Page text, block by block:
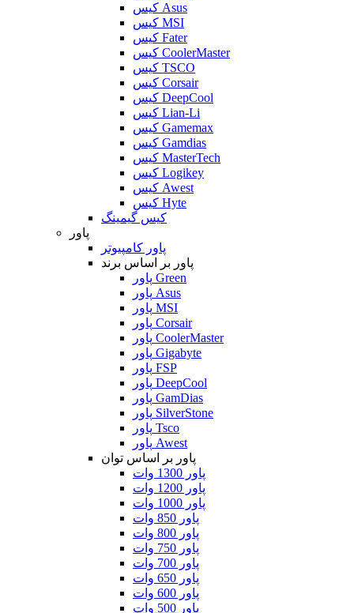
کیس Asus
کیس MSI
کیس Fater
کیس CoolerMaster
کیس TSCO
کیس Corsair
کیس DeepCool
کیس Lian-Li
کیس Gamemax
کیس Gamdias
کیس MasterTech
کیس Logikey
کیس Awest
کیس Hyte
کیس گیمینگ
پاور
پاور کامپیوتر
پاور بر اساس برند
پاور Green
پاور Asus
پاور MSI
پاور Corsair
پاور CoolerMaster
پاور Gigabyte
پاور FSP
پاور DeepCool
پاور GamDias
پاور SilverStone
پاور Tsco
پاور Awest
پاور بر اساس توان
پاور 1300 وات
پاور 1200 وات
پاور 1000 وات
پاور 850 وات
پاور 800 وات
پاور 750 وات
پاور 700 وات
پاور 650 وات
پاور 600 وات
پاور 500 وات